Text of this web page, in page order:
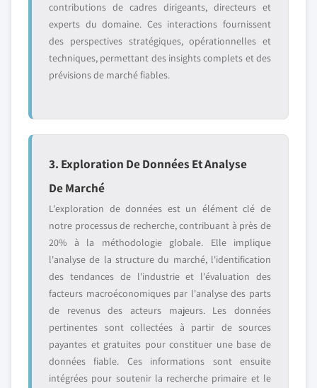
contributions de cadres dirigeants, directeurs et
experts du domaine. Ces interactions fournissent
des perspectives stratégiques, opérationnelles et
techniques, permettant des insights complets et des
prévisions de marché fiables.
3. Exploration De Données Et Analyse
De Marché
L'exploration de données est un élément clé de
notre processus de recherche, contribuant à près de
20% à la méthodologie globale. Elle implique
l'analyse de la structure du marché, l'identification
des tendances de l'industrie et l'évaluation des
facteurs macroéconomiques par l'analyse des parts
de revenus des acteurs majeurs. Les données
pertinentes sont collectées à partir de sources
payantes et gratuites pour constituer une base de
données fiable. Ces informations sont ensuite
intégrées pour soutenir la recherche primaire et le